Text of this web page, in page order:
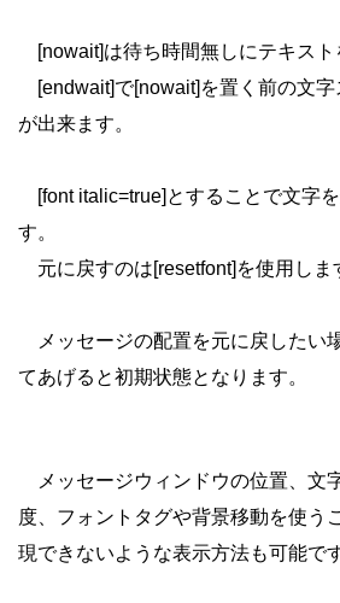
[nowait]は待ち時間無しにテキスト
[endwait]で[nowait]を置く前の文字
が出来ます。
[font italic=true]とすることで文字
す。
元に戻すのは[resetfont]を使用しま
メッセージの配置を元に戻したい
てあげると初期状態となります。
メッセージウィンドウの位置、文
度、フォントタグや背景移動を使う
現できないような表示方法も可能です